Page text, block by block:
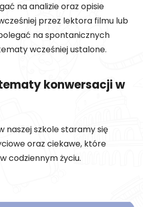
na analizie oraz opisie
przez lektora filmu lub
na spontanicznych
wcześniej ustalone.
konwersacji w
naszej szkole staramy się
oraz ciekawe, które
codziennym życiu.